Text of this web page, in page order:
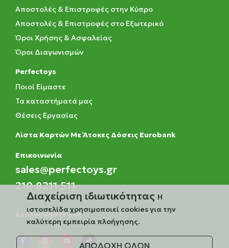
Αποστολές & Επιστροφές στην Κύπρο
Αποστολές & Επιστροφές στο Εξωτερικό
Όροι Χρήσης & Ασφαλείας
Όροι Διαγωνισμών
Perfectoys
Ποιοί Είμαστε
Τα καταστήματά μας
Θέσεις Εργασίας
Λίστα Καρτών Με Άτοκες Δόσεις Eurobank
Eπικοινωνία
sales@perfectoys.gr
210 8211 511
Ακολουθήστε μας
Διαχείριση ιδιωτικότητας Η
ιστοσελίδα χρησιμοποιεί cookies για την
καλύτερη εμπειρία πλοήγησης.
ΑΠΟΔΟΧΗ ΟΛΩΝ